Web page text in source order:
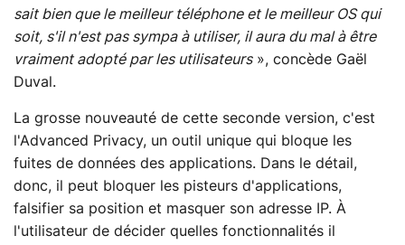
sait bien que le meilleur téléphone et le meilleur OS qui
soit, s'il n'est pas sympa à utiliser, il aura du mal à être
vraiment adopté par les utilisateurs», concède Gaël
Duval.
La grosse nouveauté de cette seconde version, c'est
l'Advanced Privacy, un outil unique qui bloque les
fuites de données des applications. Dans le détail,
donc, il peut bloquer les pisteurs d'applications,
falsifier sa position et masquer son adresse IP. À
l'utilisateur de décider quelles fonctionnalités il